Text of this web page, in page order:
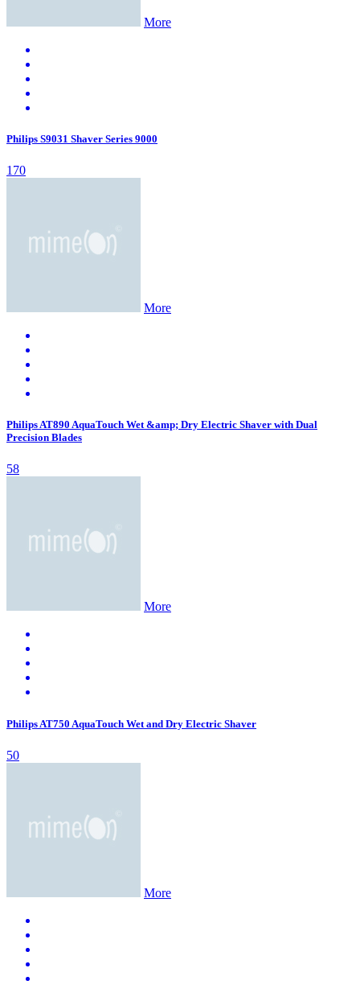
More
Philips S9031 Shaver Series 9000
170
More
Philips AT890 AquaTouch Wet &amp; Dry Electric Shaver with Dual
Precision Blades
58
More
Philips AT750 AquaTouch Wet and Dry Electric Shaver
50
More